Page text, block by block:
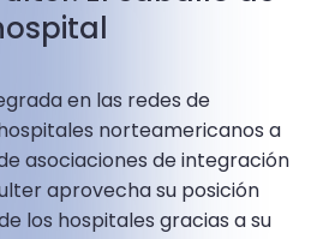
en las redes de
norteamericanos a
asociaciones de integración
aprovecha su posición
los hospitales gracias a su